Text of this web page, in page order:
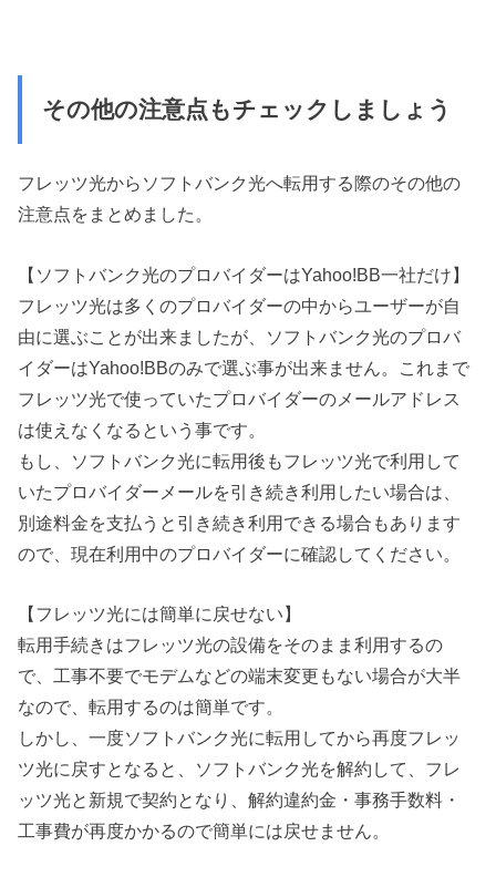
その他の注意点もチェックしましょう
フレッツ光からソフトバンク光へ転用する際のその他の
注意点をまとめました。
【ソフトバンク光のプロバイダーはYahoo!BB一社だけ】
フレッツ光は多くのプロバイダーの中からユーザーが自
由に選ぶことが出来ましたが、 ソフトバンク光のプロバ
イダーはYahoo!BBのみで選ぶ事が出来ません。 これまで
フレッツ光で使っていたプロバイダーのメールアドレス
は使えなくなるという事です。
もし、ソフトバンク光に転用後もフレッツ光で利用して
いたプロバイダーメールを引き続き利用したい場合は、
別途料金を支払うと引き続き利用できる場合もあります
ので、現在利用中のプロバイダーに確認してください。
【フレッツ光には簡単に戻せない】
転用手続きはフレッツ光の設備をそのまま利用するの
で、工事不要でモデムなどの端末変更もない場合が大半
なので、転用するのは簡単です。
しかし、一度ソフトバンク光に転用してから再度フレッ
ツ光に戻すとなると、ソフトバンク光を解約して、フレ
ッツ光と新規で契約となり、解約違約金・事務手数料・
工事費が再度かかるので簡単には戻せません。